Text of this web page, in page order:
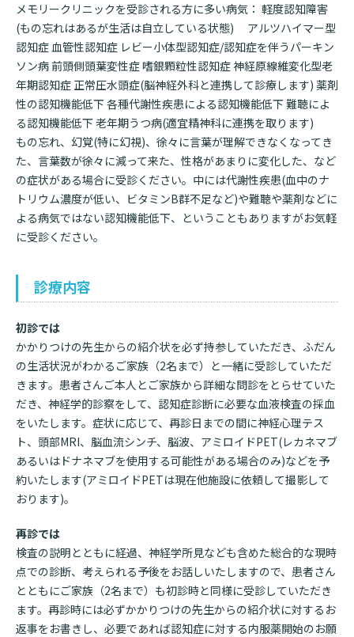
メモリークリニックを受診される方に多い病気： 軽度認知障害
(もの忘れはあるが生活は自立している状態) アルツハイマー型
認知症 血管性認知症 レビー小体型認知症/認知症を伴うパーキン
ソン病 前頭側頭葉変性症 嗜銀顆粒性認知症 神経原線維変化型老
年期認知症 正常圧水頭症(脳神経外科と連携して診療します) 薬剤
性の認知機能低下 各種代謝性疾患による認知機能低下 難聴によ
る認知機能低下 老年期うつ病(適宜精神科に連携を取ります)
もの忘れ、幻覚(特に幻視)、徐々に言葉が理解できなくなってき
た、言葉数が徐々に減って来た、性格があまりに変化した、など
の症状がある場合に受診ください。中には代謝性疾患(血中のナ
トリウム濃度が低い、ビタミンB群不足など)や難聴や薬剤などに
よる病気ではない認知機能低下、ということもありますがお気軽
に受診ください。
診療内容
初診では
かかりつけの先生からの紹介状を必ず持参していただき、ふだん
の生活状況がわかるご家族（2名まで）と一緒に受診していただ
きます。患者さんご本人とご家族から詳細な問診をとらせていた
だき、神経学的診察をして、認知症診断に必要な血液検査の採血
をいたします。症状に応じて、再診日までの間に神経心理テス
ト、頭部MRI、脳血流シンチ、脳波、アミロイドPET(レカネマブ
あるいはドナネマブを使用する可能性がある場合のみ)などを予
約いたします(アミロイドPETは現在他施設に依頼して撮影して
おります)。
再診では
検査の説明とともに経過、神経学所見なども含めた総合的な現時
点での診断、考えられる予後をお話しいたしますので、患者さん
とともにご家族（2名まで）も初診時と同様に受診していただき
ます。再診時には必ずかかりつけの先生からの紹介状に対するお
返事をお書きし、必要であれば認知症に対する内服薬開始のお願